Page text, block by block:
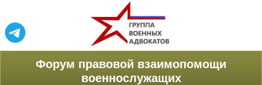
Форум правовой взаимопомощи
военнослужащих